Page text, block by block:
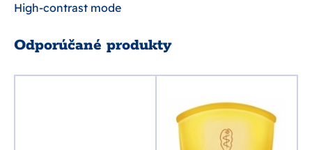
High-contrast mode
Odporúčané produkty